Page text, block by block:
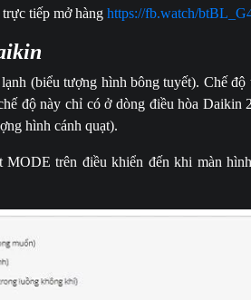
tiếp mở hàng https://fb.watch/
(biểu tượng hình bông tuyết). Chế
độ này chỉ có ở dòng điều hòa Daikin
hình cánh quạt).
trên điều khiển đến khi màn